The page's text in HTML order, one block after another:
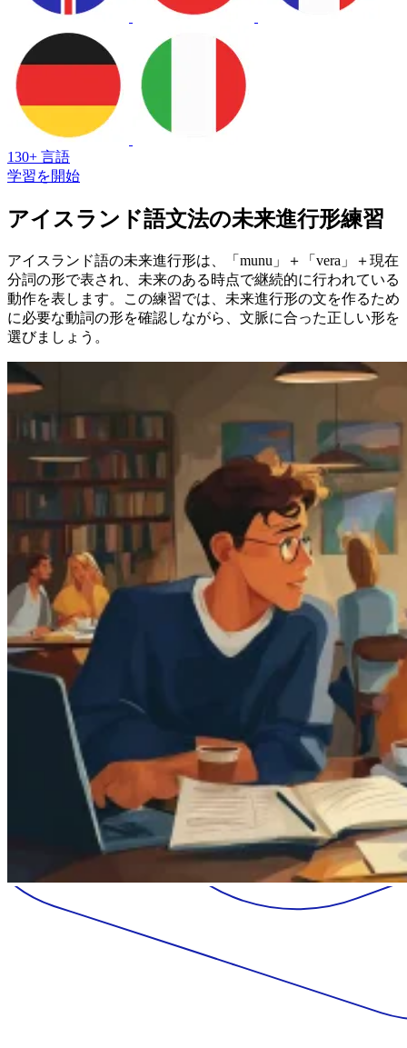
130+ 言語
学習を開始
アイスランド語文法の未来進行形練習
アイスランド語の未来進行形は、「munu」＋「vera」＋現在
分詞の形で表され、未来のある時点で継続的に行われている
動作を表します。この練習では、未来進行形の文を作るため
に必要な動詞の形を確認しながら、文脈に合った正しい形を
選びましょう。